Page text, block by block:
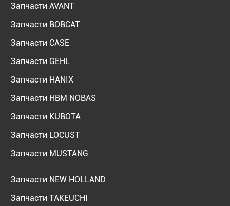
Запчасти AVANT
Запчасти BOBCAT
Запчасти CASE
Запчасти GEHL
Запчасти HANIX
Запчасти HBM NOBAS
Запчасти KUBOTA
Запчасти LOCUST
Запчасти MUSTANG
Запчасти NEW HOLLAND
Запчасти TAKEUCHI